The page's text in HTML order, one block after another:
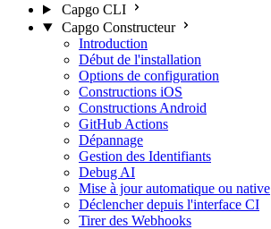
Capgo CLI
Capgo Constructeur
Introduction
Début de l'installation
Options de configuration
Constructions iOS
Constructions Android
GitHub Actions
Dépannage
Gestion des Identifiants
Debug AI
Mise à jour automatique ou native
Déclencher depuis l'interface CI
Tirer des Webhooks